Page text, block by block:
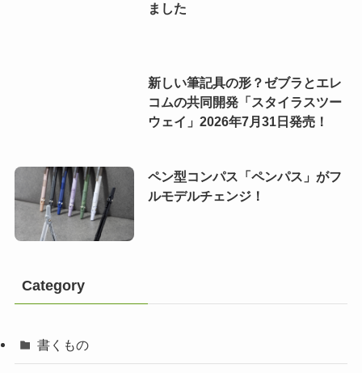
ました
新しい筆記具の形？ゼブラとエレ
コムの共同開発「スタイラスツー
ウェイ」2026年7月31日発売！
ペン型コンパス「ペンパス」がフ
ルモデルチェンジ！
Category
書くもの